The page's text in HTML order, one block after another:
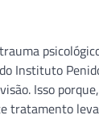
Instituto
Isso
tratamento